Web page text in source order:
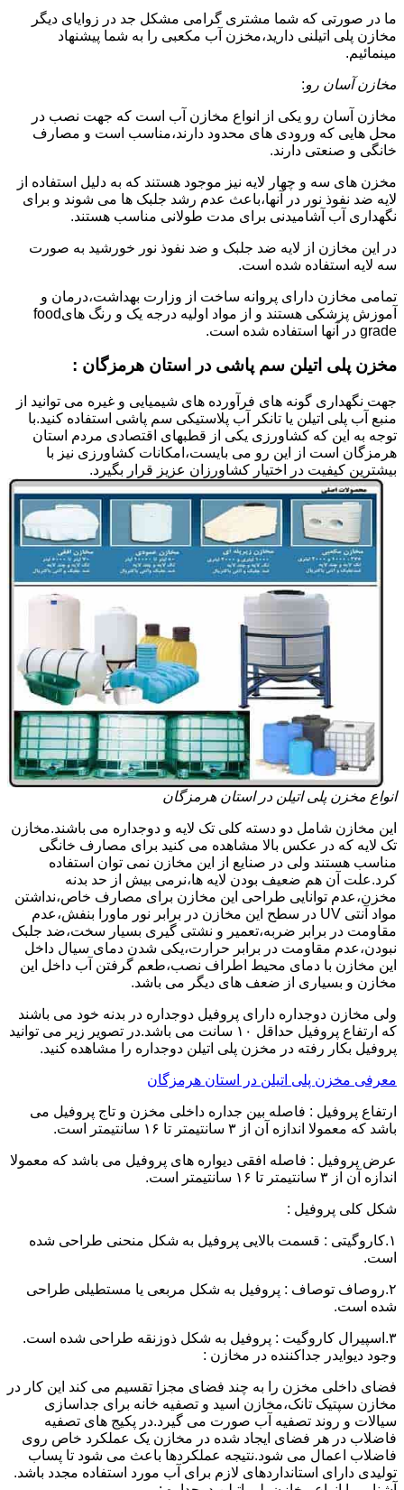
ما در صورتی که شما مشتری گرامی مشکل جد در زوایای دیگر
مخازن پلی اتیلنی دارید،مخزن آب مکعبی را به شما پیشنهاد
مینمائیم.
مخازن آسان رو:
مخازن آسان رو یکی از انواع مخازن آب است که جهت نصب در
محل هایی که ورودی های محدود دارند،مناسب است و مصارف
خانگی و صنعتی دارند.
مخزن های سه و چهار لایه نیز موجود هستند که به دلیل استفاده از
لایه ضد نفوذ نور در آنها،باعث عدم رشد جلبک ها می شوند و برای
نگهداری آب آشامیدنی برای مدت طولانی مناسب هستند.
در این مخازن از لایه ضد جلبک و ضد نفوذ نور خورشید به صورت
سه لایه استفاده شده است.
تمامی مخازن دارای پروانه ساخت از وزارت بهداشت،درمان و
آموزش پزشکی هستند و از مواد اولیه درجه یک و رنگ هایfood
grade در آنها استفاده شده است.
مخزن پلی اتیلن سم پاشی در استان هرمزگان :
جهت نگهداری گونه های فرآورده های شیمیایی و غیره می توانید از
منبع آب پلی اتیلن یا تانکر آب پلاستیکی سم پاشی استفاده کنید.با
توجه به این که کشاورزی یکی از قطبهای اقتصادی مردم استان
هرمزگان است از این رو می بایست،امکانات کشاورزی نیز با
بیشترین کیفیت در اختیار کشاورزان عزیز قرار بگیرد.
انواع مخزن پلی اتیلن در استان هرمزگان
این مخازن شامل دو دسته کلی تک لایه و دوجداره می باشند.مخازن
تک لایه که در عکس بالا مشاهده می کنید برای مصارف خانگی
مناسب هستند ولی در صنایع از این مخازن نمی توان استفاده
کرد.علت آن هم ضعیف بودن لایه ها،نرمی بیش از حد بدنه
مخزن،عدم توانایی طراحی این مخازن برای مصارف خاص،نداشتن
مواد آنتی UV در سطح این مخازن در برابر نور ماورا بنفش،عدم
مقاومت در برابر ضربه،تعمیر و نشتی گیری بسیار سخت،ضد جلبک
نبودن،عدم مقاومت در برابر حرارت،یکی شدن دمای سیال داخل
این مخازن با دمای محیط اطراف نصب،طعم گرفتن آب داخل این
مخازن و بسیاری از ضعف های دیگر می باشد.
ولی مخازن دوجداره دارای پروفیل دوجداره در بدنه خود می باشند
که ارتفاع پروفیل حداقل ۱۰ سانت می باشد.در تصویر زیر می توانید
پروفیل بکار رفته در مخزن پلی اتیلن دوجداره را مشاهده کنید.
معرفی مخزن پلی اتیلن در استان هرمزگان
ارتفاع پروفیل : فاصله بین جداره داخلی مخزن و تاج پروفیل می
باشد که معمولا اندازه آن از ۳ سانتیمتر تا ۱۶ سانتیمتر است.
عرض پروفیل : فاصله افقی دیواره های پروفیل می باشد که معمولا
اندازه آن از ۳ سانتیمتر تا ۱۶ سانتیمتر است.
شکل کلی پروفیل :
۱.کاروگیتی : قسمت بالایی پروفیل به شکل منحنی طراحی شده
است.
۲.روصاف توصاف : پروفیل به شکل مربعی یا مستطیلی طراحی
شده است.
۳.اسپیرال کاروگیت : پروفیل به شکل ذوزنقه طراحی شده است.
وجود دیوایدر جداکننده در مخازن :
فضای داخلی مخزن را به چند فضای مجزا تقسیم می کند این کار در
مخازن سپتیک تانک،مخازن اسید و تصفیه خانه برای جداسازی
سیالات و روند تصفیه آب صورت می گیرد.در پکیج های تصفیه
فاضلاب در هر فضای ایجاد شده در مخازن یک عملکرد خاص روی
فاضلاب اعمال می شود.نتیجه عملکردها باعث می شود تا پساب
تولیدی دارای استانداردهای لازم برای آب مورد استفاده مجدد باشد.